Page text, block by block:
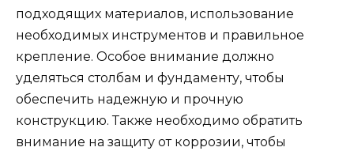
подходящих материалов, использование
необходимых инструментов и правильное
крепление. Особое внимание должно
уделяться столбам и фундаменту, чтобы
обеспечить надежную и прочную
конструкцию. Также необходимо обратить
внимание на защиту от коррозии, чтобы